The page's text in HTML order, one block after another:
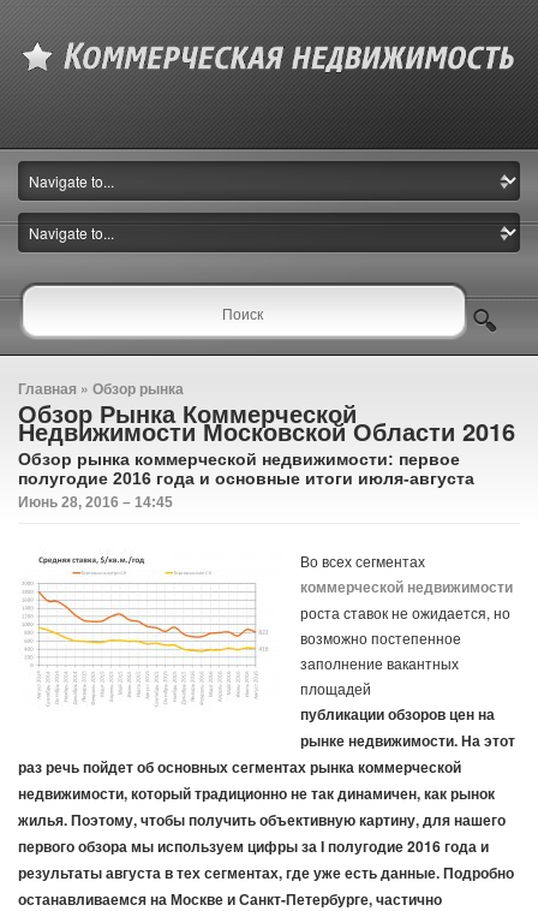
Главная » Обзор рынка
Обзор Рынка Коммерческой
Недвижимости Московской Области 2016
Обзор рынка коммерческой недвижимости: первое
полугодие 2016 года и основные итоги июля-августа
Июнь 28, 2016 – 14:45
Во всех сегментах
коммерческой недвижимости
роста ставок не ожидается, но
возможно постепенное
заполнение вакантных
площадей
публикации обзоров цен на
рынке недвижимости. На этот
раз речь пойдет об основных сегментах рынка коммерческой
недвижимости, который традиционно не так динамичен, как рынок
жилья. Поэтому, чтобы получить объективную картину, для нашего
первого обзора мы используем цифры за I полугодие 2016 года и
результаты августа в тех сегментах, где уже есть данные. Подробно
останавливаемся на Москве и Санкт-Петербурге, частично